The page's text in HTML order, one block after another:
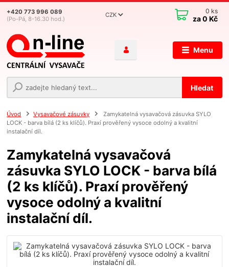
Menu
CZK
Hledat
+420 773 996 089
(Po-Pá, 8-16.30 hod.)
0 ks
za0 Kč
Úvod Vysavačové zásuvky
Zamykatelná vysavačová zásuvka SYLO
LOCK - barva bílá (2 ks klíčů). Praxí prověřený vysoce odolný a kvalitní
instalační díl.
Zamykatelná vysavačová
zásuvka SYLO LOCK - barva bílá
(2 ks klíčů). Praxí prověřený
vysoce odolný a kvalitní
instalační díl.